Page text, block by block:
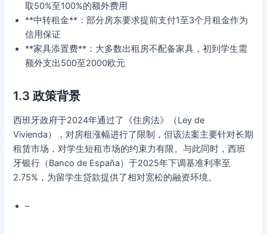
取50%至100%的额外费用
**中转租金**：部分房东要求提前支付1至3个月租金作为
信用保证
**家具添置费**：大多数出租房不配备家具，初到学生需
额外支出500至2000欧元
1.3 政策背景
西班牙政府于2024年通过了《住房法》（Ley de
Vivienda），对房租涨幅进行了限制，但该法案主要针对长期
租赁市场，对学生短租市场的约束力有限。与此同时，西班
牙银行（Banco de España）于2025年下调基准利率至
2.75%，为留学生贷款提供了相对宽松的融资环境。
–